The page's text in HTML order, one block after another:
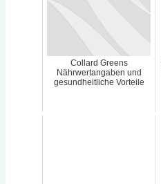
Collard Greens
Nährwertangaben und
gesundheitliche Vorteile